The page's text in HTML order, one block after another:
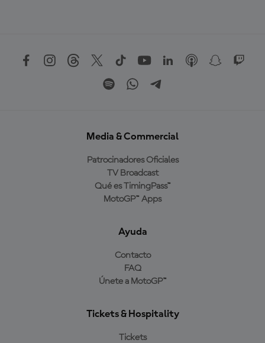
Media & Commercial
Patrocinadores Oficiales
TV Broadcast
Qué es TimingPass™
MotoGP™ Apps
Ayuda
Contacto
FAQ
Únete a MotoGP™
Tickets & Hospitality
Tickets